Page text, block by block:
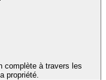
complète à travers les
propriété.